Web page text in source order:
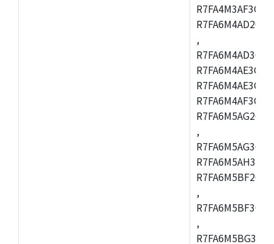
,
,
,
,